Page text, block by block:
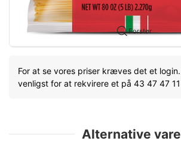
Forstør
For at se vores priser kræves det et
venligst for at rekvirere et på 43 47 47 11
Alternative